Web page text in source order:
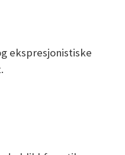
ekspresjonistiske